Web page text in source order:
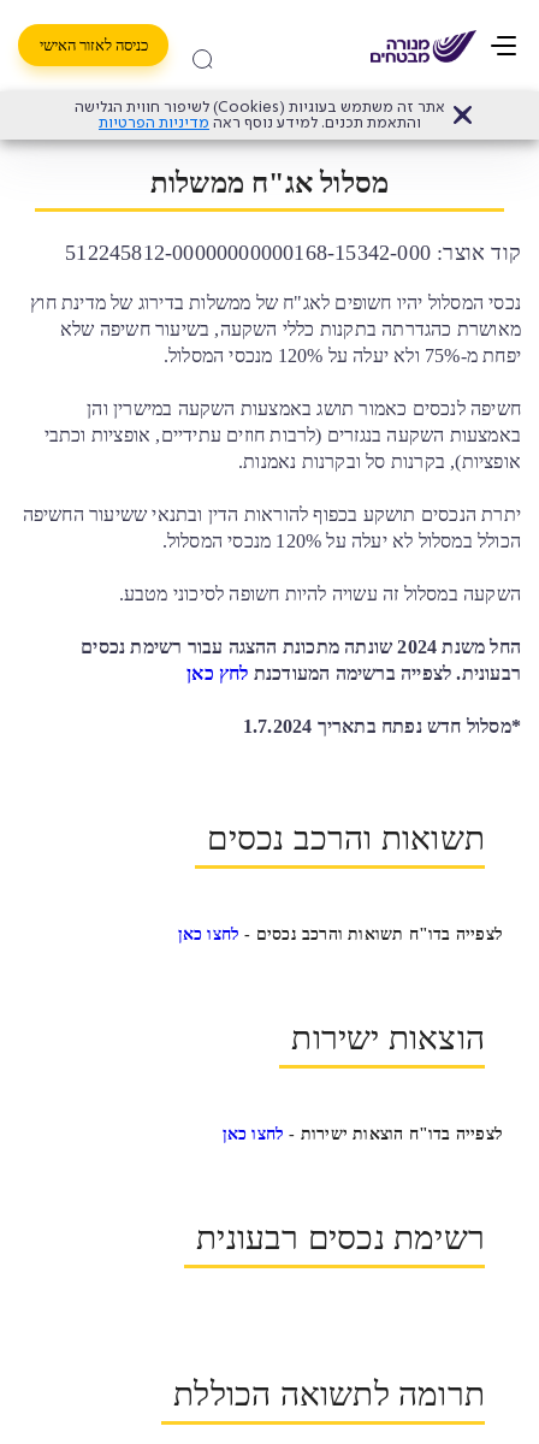
כניסה לאזור האישי
אתר זה משתמש בעוגיות (Cookies) לשיפור חווית הגלישה
והתאמת תכנים. למידע נוסף ראה מדיניות הפרטיות
> קרן פנסיה מקיפה > מסלולי השקעה פנסיה > מנורה מבטחים פנסיה
מסלול אג"ח ממשלות
קוד אוצר: 512245812-00000000000168-15342-000
נכסי המסלול יהיו חשופים לאג"ח של ממשלות בדירוג של מדינת חוץ
מאושרת כהגדרתה בתקנות כללי השקעה, בשיעור חשיפה שלא
יפחת מ-75% ולא יעלה על 120% מנכסי המסלול.
חשיפה לנכסים כאמור תושג באמצעות השקעה במישרין והן
באמצעות השקעה בנגזרים (לרבות חוזים עתידיים, אופציות וכתבי
אופציות), בקרנות סל ובקרנות נאמנות.
יתרת הנכסים תושקע בכפוף להוראות הדין ובתנאי ששיעור החשיפה
הכולל במסלול לא יעלה על 120% מנכסי המסלול.
השקעה במסלול זה עשויה להיות חשופה לסיכוני מטבע.
החל משנת 2024 שונתה מתכונת ההצגה עבור רשימת נכסים
רבעונית. לצפייה ברשימה המעודכנת לחץ כאן
*מסלול חדש נפתח בתאריך 1.7.2024
תשואות והרכב נכסים
לצפייה בדו"ח תשואות והרכב נכסים - לחצו כאן
הוצאות ישירות
לצפייה בדו"ח הוצאות ישירות - לחצו כאן
רשימת נכסים רבעונית
תרומה לתשואה הכוללת